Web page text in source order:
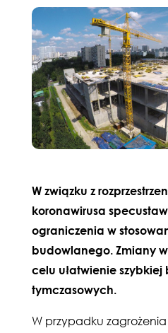
W związku z
koronawirusa
ograniczenia w
budowlanego. Zmiany
celu ułatwienie
tymczasowych.
W przypadku